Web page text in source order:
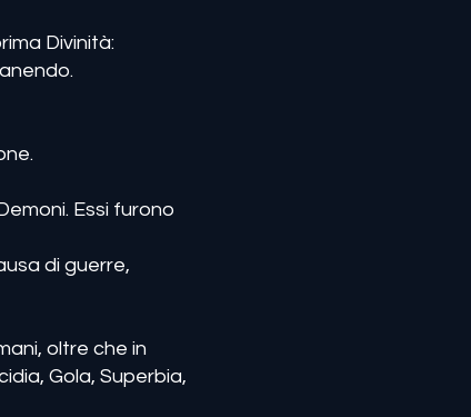
Divinità:
Essi furono
di guerre,
oltre che in
Gola, Superbia,